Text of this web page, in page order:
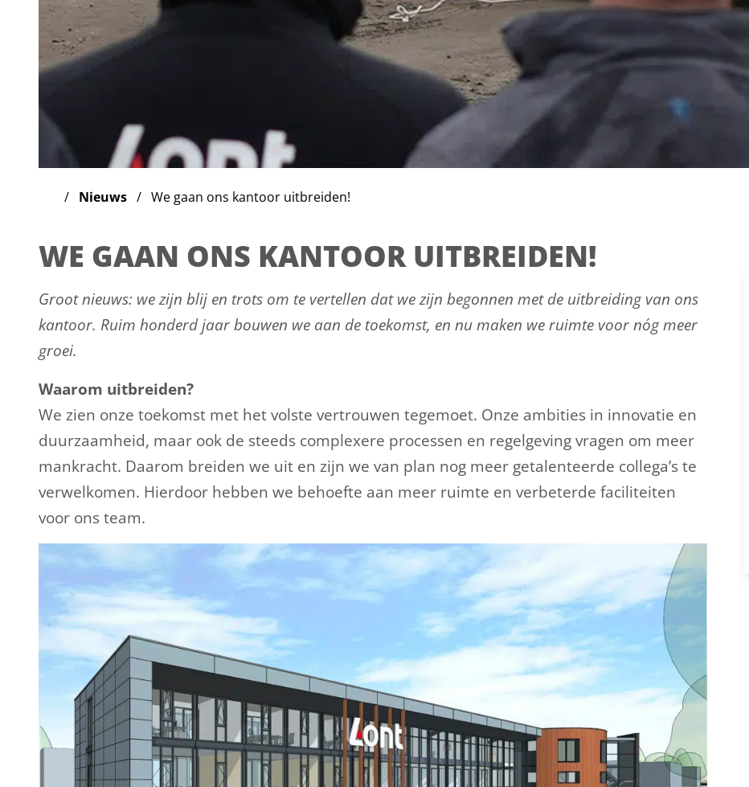
Nieuws We gaan ons kantoor uitbreiden!
WE GAAN ONS KANTOOR UITBREIDEN!
Groot nieuws: we zijn blij en trots om te vertellen dat we zijn begonnen met de uitbreiding van ons
kantoor. Ruim honderd jaar bouwen we aan de toekomst, en nu maken we ruimte voor nóg meer
groei.
Waarom uitbreiden?
We zien onze toekomst met het volste vertrouwen tegemoet. Onze ambities in innovatie en
duurzaamheid, maar ook de steeds complexere processen en regelgeving vragen om meer
mankracht. Daarom breiden we uit en zijn we van plan nog meer getalenteerde collega’s te
verwelkomen. Hierdoor hebben we behoefte aan meer ruimte en verbeterde faciliteiten
voor ons team.